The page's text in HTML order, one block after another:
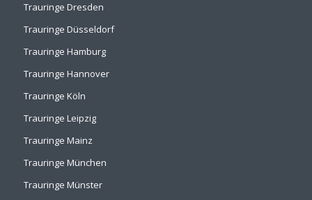
Trauringe Dresden
Trauringe Düsseldorf
Trauringe Hamburg
Trauringe Hannover
Trauringe Köln
Trauringe Leipzig
Trauringe Mainz
Trauringe München
Trauringe Münster